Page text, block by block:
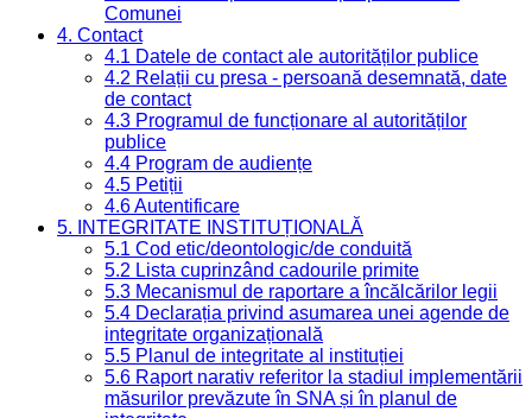
Comunei
4. Contact
4.1 Datele de contact ale autorităților publice
4.2 Relații cu presa - persoană desemnată, date
de contact
4.3 Programul de funcționare al autorităților
publice
4.4 Program de audiențe
4.5 Petiții
4.6 Autentificare
5. INTEGRITATE INSTITUȚIONALĂ
5.1 Cod etic/deontologic/de conduită
5.2 Lista cuprinzând cadourile primite
5.3 Mecanismul de raportare a încălcărilor legii
5.4 Declarația privind asumarea unei agende de
integritate organizațională
5.5 Planul de integritate al instituției
5.6 Raport narativ referitor la stadiul implementării
măsurilor prevăzute în SNA și în planul de